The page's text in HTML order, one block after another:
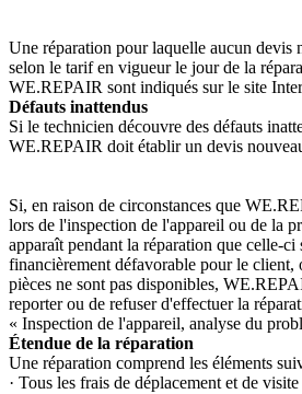
Une réparation pour laquelle aucun devis
selon le tarif en vigueur le jour de la
WE.REPAIR sont indiqués sur le site
Défauts inattendus
Si le technicien découvre des défauts
WE.REPAIR doit établir un devis
Si, en raison de circonstances que
lors de l'inspection de l'appareil ou de la
apparaît pendant la réparation que celle-ci
financièrement défavorable pour le client,
pièces ne sont pas disponibles,
reporter ou de refuser d'effectuer la
« Inspection de l'appareil, analyse du
Étendue de la réparation
Une réparation comprend les éléments
· Tous les frais de déplacement et de visite